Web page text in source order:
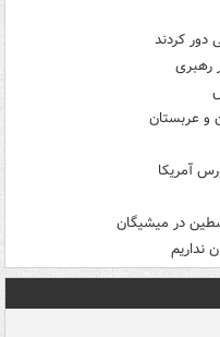
دور کردند
رهبری
و عربستان
آمریکا
در میشیگان
نداریم